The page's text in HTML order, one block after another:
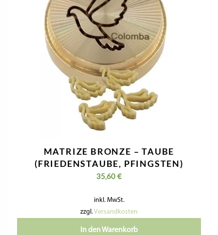
MATRIZE BRONZE – TAUBE
(FRIEDENSTAUBE, PFINGSTEN)
35,60 €
inkl. MwSt.
zzgl.Versandkosten
In den Warenkorb